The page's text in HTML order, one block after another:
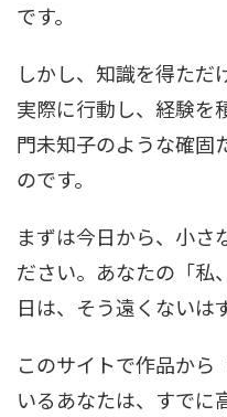
です。
しかし、知識を得ただ
実際に行動し、経験を
門未知子のような確固
のです。
まずは今日から、小さ
ださい。あなたの「私
日は、そう遠くないは
このサイトで作品から
いるあなたは、すでに